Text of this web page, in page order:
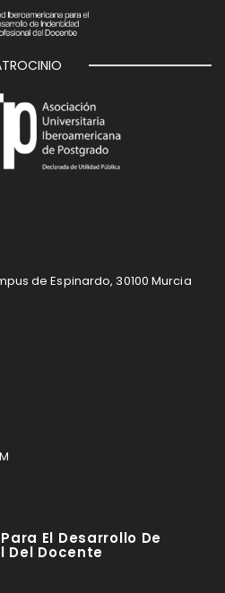
de Espinardo, 30100 Murcia
El Desarrollo De
Del Docente